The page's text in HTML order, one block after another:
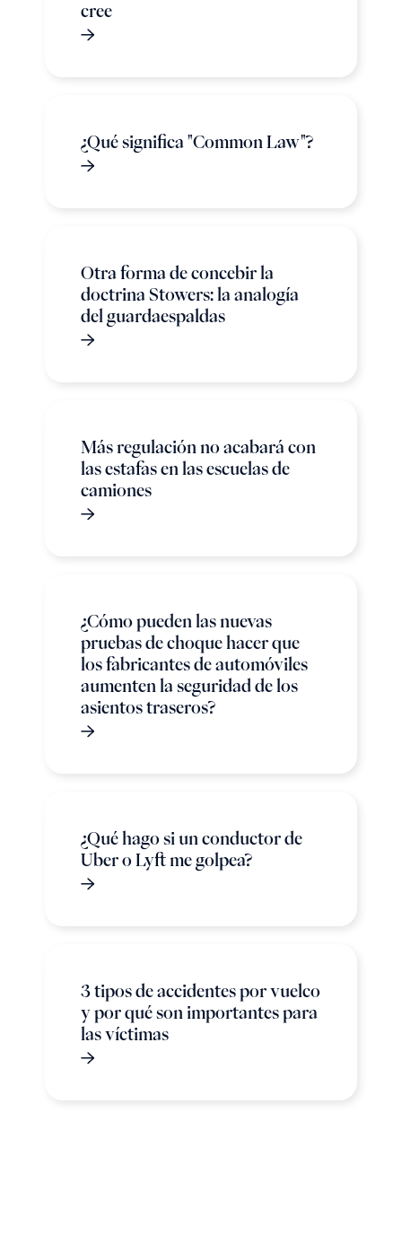
cree
¿Qué significa "Common Law"?
Otra forma de concebir la
doctrina Stowers: la analogía
del guardaespaldas
Más regulación no acabará con
las estafas en las escuelas de
camiones
¿Cómo pueden las nuevas
pruebas de choque hacer que
los fabricantes de automóviles
aumenten la seguridad de los
asientos traseros?
¿Qué hago si un conductor de
Uber o Lyft me golpea?
3 tipos de accidentes por vuelco
y por qué son importantes para
las víctimas